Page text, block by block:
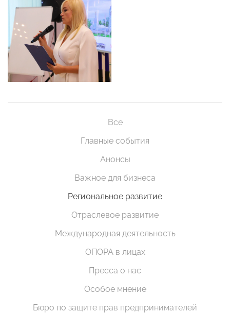
Все
Главные события
Анонсы
Важное для бизнеса
Региональное развитие
Отраслевое развитие
Международная деятельность
ОПОРА в лицах
Пресса о нас
Особое мнение
Бюро по защите прав предпринимателей